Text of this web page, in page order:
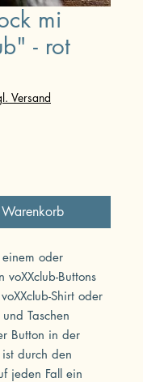
mi
- rot
Versand
oder
voXXclub-Buttons
Shirt oder
Taschen
Button in der
durch den
jeden Fall ein